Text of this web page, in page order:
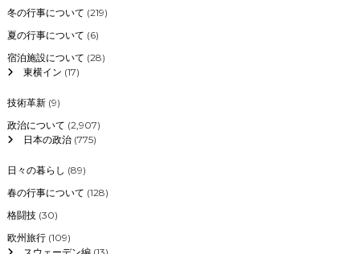
冬の行事について (219)
夏の行事について (6)
宿泊施設について (28)
東横イン (17)
技術革新 (9)
政治について (2,907)
日本の政治 (775)
日々の暮らし (89)
春の行事について (128)
格闘技 (30)
欧州旅行 (109)